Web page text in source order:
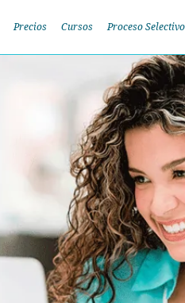
Precios Cursos Proceso Selectivo